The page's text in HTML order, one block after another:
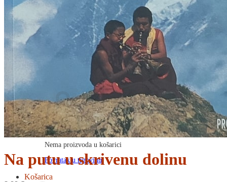
ZEMLJOVIDI
Otkup knjiga
O nama
Novosti
AKCIJA
Nema proizvoda u košarici
Povratak u trgovinu
Košarica
Na putu u skrivenu dolinu